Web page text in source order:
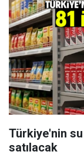
Türkiye'nin
satılacak